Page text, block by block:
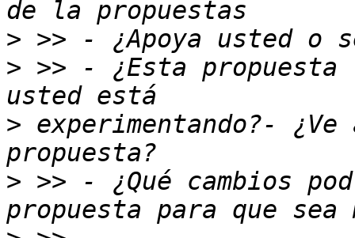
>
> >> - ¿Esta propuesta
> experimentando?-
> >> - ¿Qué cambios